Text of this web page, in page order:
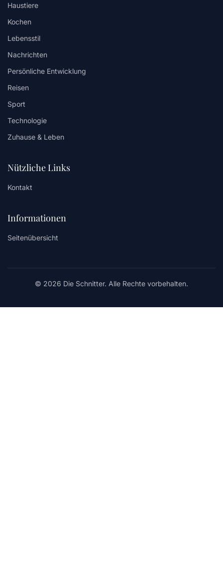
Haustiere
Kochen
Lebensstil
Nachrichten
Persönliche Entwicklung
Reisen
Sport
Technologie
Zuhause & Leben
Nützliche Links
Kontakt
Informationen
Seitenübersicht
© 2026 Die Schnitter. Alle Rechte vorbehalten.